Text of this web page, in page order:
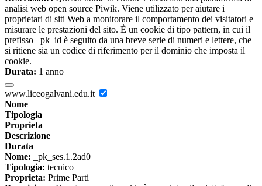
analisi web open source Piwik. Viene utilizzato per aiutare i
proprietari di siti Web a monitorare il comportamento dei visitatori e
misurare le prestazioni del sito. È un cookie di tipo pattern, in cui il
prefisso _pk_id è seguito da una breve serie di numeri e lettere, che
si ritiene sia un codice di riferimento per il dominio che imposta il
cookie.
Durata: 1 anno
www.liceogalvani.edu.it
Nome
Tipologia
Proprieta
Descrizione
Durata
Nome: _pk_ses.1.2ad0
Tipologia: tecnico
Proprieta: Prime Parti